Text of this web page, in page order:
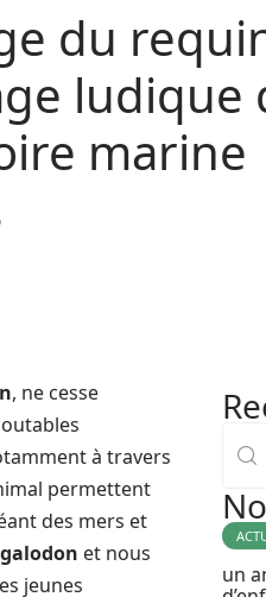
du
ludique
marine
, ne cesse
à travers
permettent
des mers et
et nous
jeunes
un